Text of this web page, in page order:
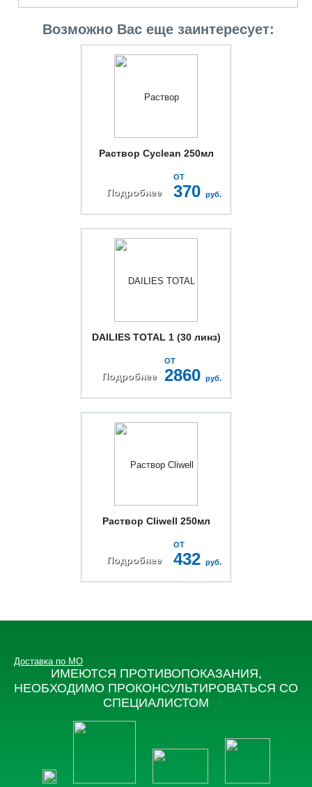
Возможно Вас еще заинтересует:
Раствор Cyclean 250мл
Подробнее
ОТ
370 руб.
DAILIES TOTAL 1 (30 линз)
Подробнее
ОТ
2860 руб.
Раствор Cliwell 250мл
Подробнее
ОТ
432 руб.
ИМЕЮТСЯ ПРОТИВОПОКАЗАНИЯ,
НЕОБХОДИМО ПРОКОНСУЛЬТИРОВАТЬСЯ СО
СПЕЦИАЛИСТОМ
Доставка по МО